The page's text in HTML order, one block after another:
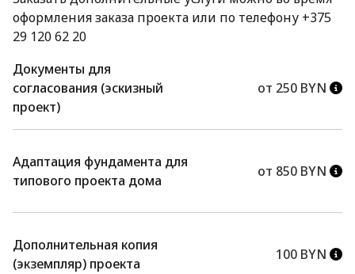
оформления заказа проекта или по телефону +375
29 120 62 20
Документы для
согласования (эскизный
проект)
от 250 BYN
Адаптация фундамента для
типового проекта дома
от 850 BYN
Дополнительная копия
(экземпляр) проекта
100 BYN